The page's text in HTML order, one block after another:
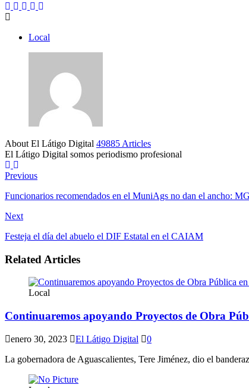
Local
About El Látigo Digital 49885 Articles
El Látigo Digital somos periodismo profesional
Website
Previous
Funcionarios recomendados en el MuniAgs no dan el ancho:
Next
Festeja el día del abuelo el DIF Estatal en el CAIAM
Related Articles
Local
Continuaremos apoyando Proyectos de Obra
enero 30, 2023 El Látigo Digital
0
La gobernadora de Aguascalientes, Tere Jiménez, dio el